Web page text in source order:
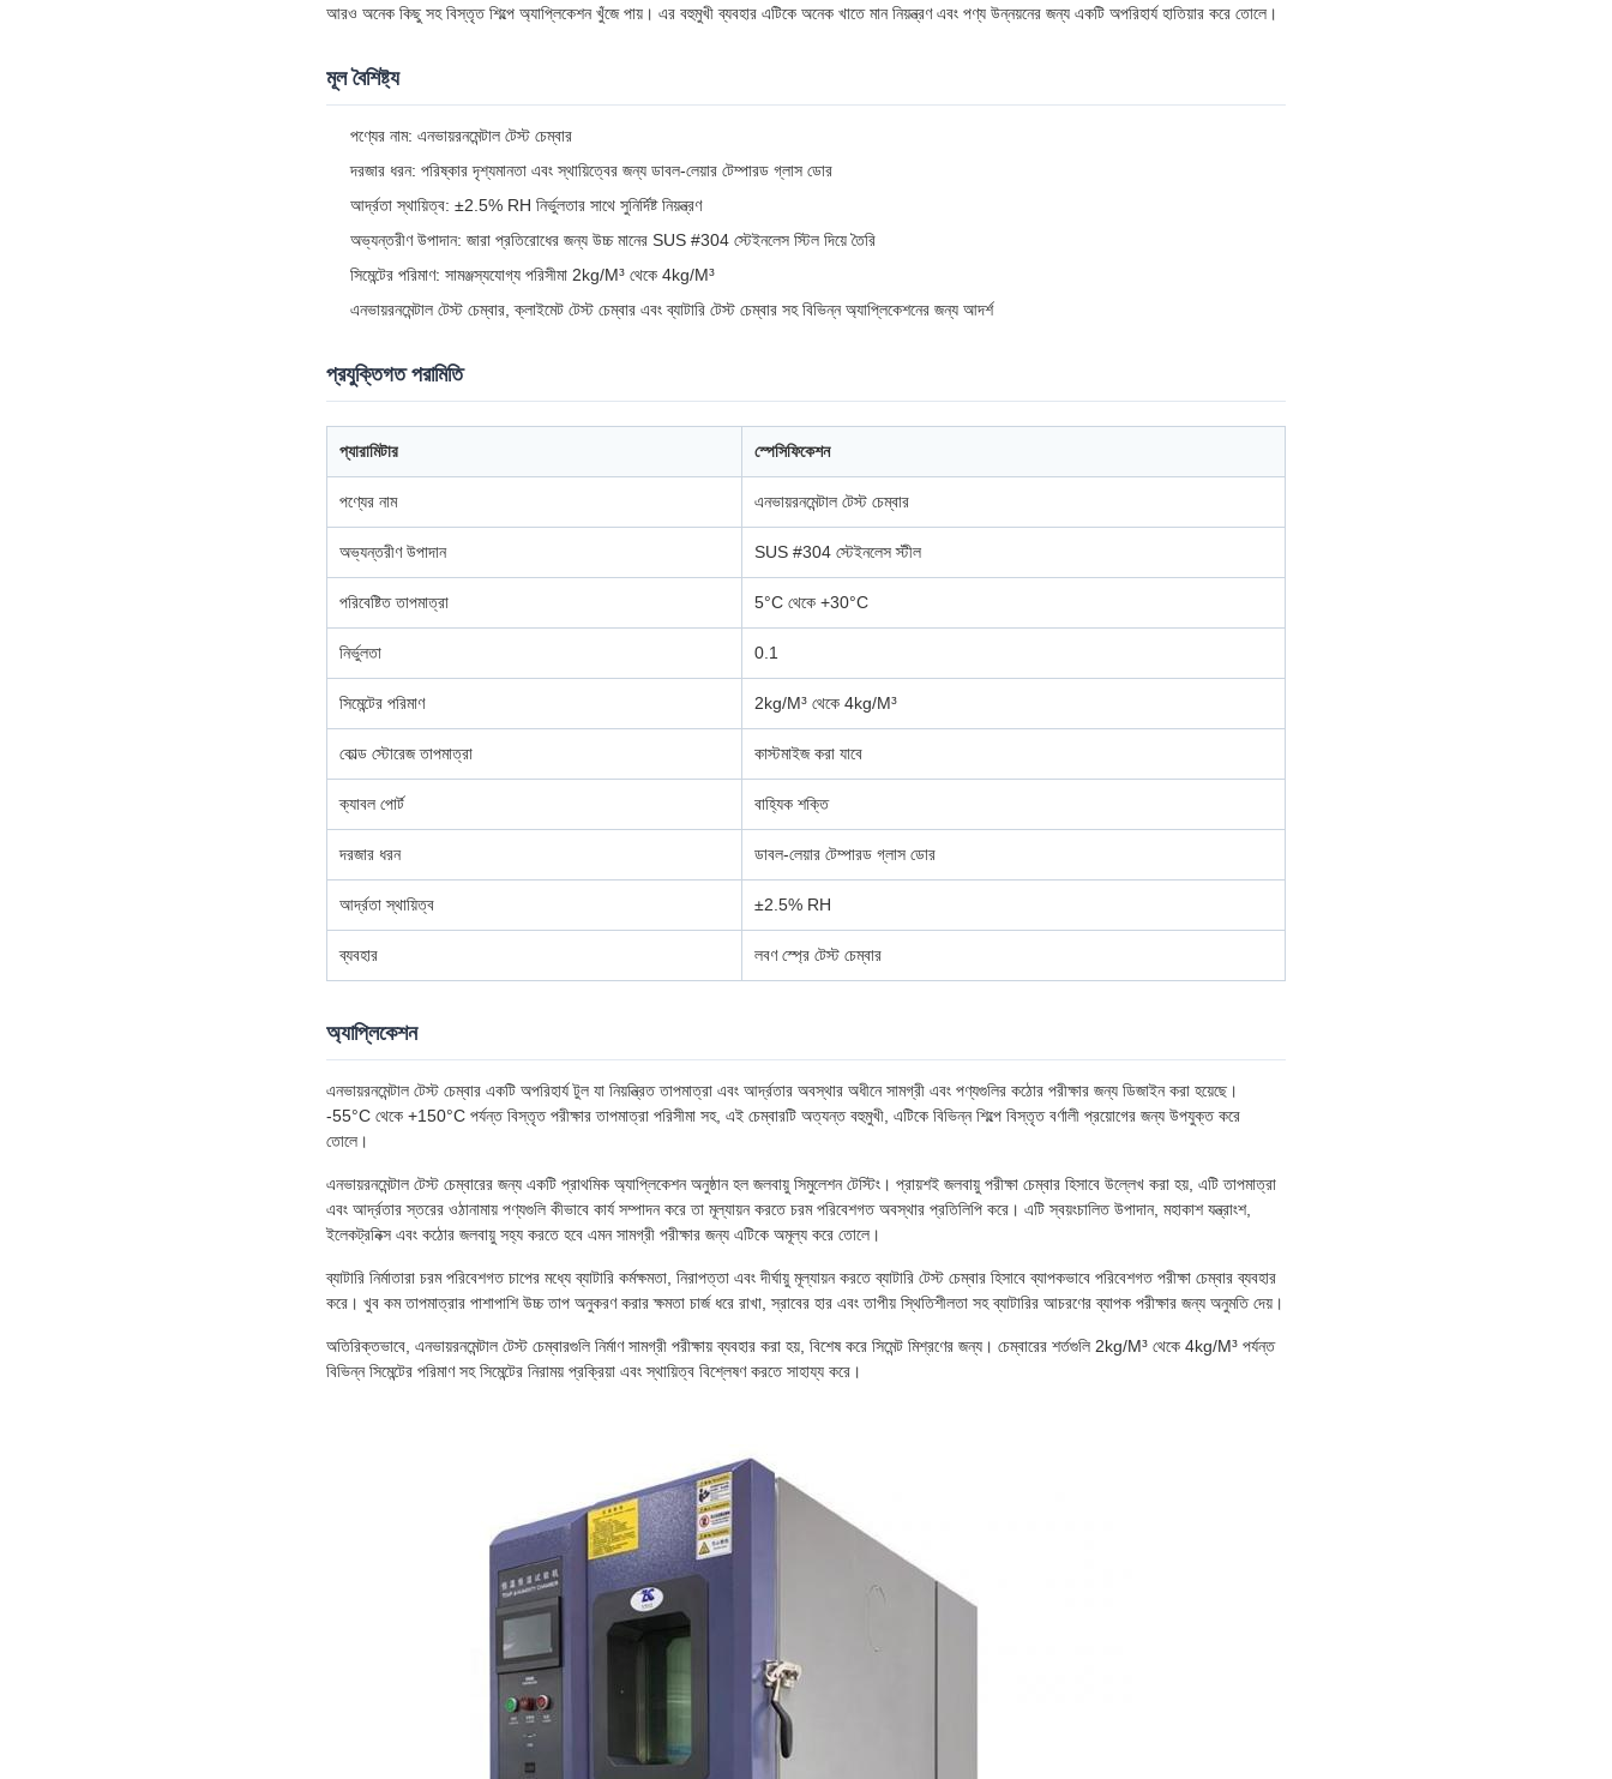
আরও অনেক কিছু সহ বিস্তৃত শিল্পে অ্যাপ্লিকেশন খুঁজে পায়। এর বহুমুখী ব্যবহার এটিকে অনেক খাতে মান নিয়ন্ত্রণ এবং পণ্য উন্নয়নের জন্য একটি অপরিহার্য হাতিয়ার করে তোলে।
মূল বৈশিষ্ট্য
পণ্যের নাম: এনভায়রনমেন্টাল টেস্ট চেম্বার
দরজার ধরন: পরিষ্কার দৃশ্যমানতা এবং স্থায়িত্বের জন্য ডাবল-লেয়ার টেম্পারড গ্লাস ডোর
আর্দ্রতা স্থায়িত্ব: ±2.5% RH নির্ভুলতার সাথে সুনির্দিষ্ট নিয়ন্ত্রণ
অভ্যন্তরীণ উপাদান: জারা প্রতিরোধের জন্য উচ্চ মানের SUS #304 স্টেইনলেস স্টিল দিয়ে তৈরি
সিমেন্টের পরিমাণ: সামঞ্জস্যযোগ্য পরিসীমা 2kg/M³ থেকে 4kg/M³
এনভায়রনমেন্টাল টেস্ট চেম্বার, ক্লাইমেট টেস্ট চেম্বার এবং ব্যাটারি টেস্ট চেম্বার সহ বিভিন্ন অ্যাপ্লিকেশনের জন্য আদর্শ
প্রযুক্তিগত পরামিতি
প্যারামিটার স্পেসিফিকেশন
পণ্যের নাম এনভায়রনমেন্টাল টেস্ট চেম্বার
অভ্যন্তরীণ উপাদান SUS #304 স্টেইনলেস স্টীল
পরিবেষ্টিত তাপমাত্রা 5°C থেকে +30°C
নির্ভুলতা 0.1
সিমেন্টের পরিমাণ 2kg/M³ থেকে 4kg/M³
কোল্ড স্টোরেজ তাপমাত্রা কাস্টমাইজ করা যাবে
ক্যাবল পোর্ট বাহ্যিক শক্তি
দরজার ধরন ডাবল-লেয়ার টেম্পারড গ্লাস ডোর
আর্দ্রতা স্থায়িত্ব ±2.5% RH
ব্যবহার লবণ স্প্রে টেস্ট চেম্বার
অ্যাপ্লিকেশন
এনভায়রনমেন্টাল টেস্ট চেম্বার একটি অপরিহার্য টুল যা নিয়ন্ত্রিত তাপমাত্রা এবং আর্দ্রতার অবস্থার অধীনে সামগ্রী এবং পণ্যগুলির কঠোর পরীক্ষার জন্য ডিজাইন করা হয়েছে।
-55°C থেকে +150°C পর্যন্ত বিস্তৃত পরীক্ষার তাপমাত্রা পরিসীমা সহ, এই চেম্বারটি অত্যন্ত বহুমুখী, এটিকে বিভিন্ন শিল্পে বিস্তৃত বর্ণালী প্রয়োগের জন্য উপযুক্ত করে
তোলে।
এনভায়রনমেন্টাল টেস্ট চেম্বারের জন্য একটি প্রাথমিক অ্যাপ্লিকেশন অনুষ্ঠান হল জলবায়ু সিমুলেশন টেস্টিং। প্রায়শই জলবায়ু পরীক্ষা চেম্বার হিসাবে উল্লেখ করা হয়, এটি তাপমাত্রা
এবং আর্দ্রতার স্তরের ওঠানামায় পণ্যগুলি কীভাবে কার্য সম্পাদন করে তা মূল্যায়ন করতে চরম পরিবেশগত অবস্থার প্রতিলিপি করে। এটি স্বয়ংচালিত উপাদান, মহাকাশ যন্ত্রাংশ,
ইলেকট্রনিক্স এবং কঠোর জলবায়ু সহ্য করতে হবে এমন সামগ্রী পরীক্ষার জন্য এটিকে অমূল্য করে তোলে।
ব্যাটারি নির্মাতারা চরম পরিবেশগত চাপের মধ্যে ব্যাটারি কর্মক্ষমতা, নিরাপত্তা এবং দীর্ঘায়ু মূল্যায়ন করতে ব্যাটারি টেস্ট চেম্বার হিসাবে ব্যাপকভাবে পরিবেশগত পরীক্ষা চেম্বার ব্যবহার
করে। খুব কম তাপমাত্রার পাশাপাশি উচ্চ তাপ অনুকরণ করার ক্ষমতা চার্জ ধরে রাখা, স্রাবের হার এবং তাপীয় স্থিতিশীলতা সহ ব্যাটারির আচরণের ব্যাপক পরীক্ষার জন্য অনুমতি দেয়।
অতিরিক্তভাবে, এনভায়রনমেন্টাল টেস্ট চেম্বারগুলি নির্মাণ সামগ্রী পরীক্ষায় ব্যবহার করা হয়, বিশেষ করে সিমেন্ট মিশ্রণের জন্য। চেম্বারের শর্তগুলি 2kg/M³ থেকে 4kg/M³ পর্যন্ত
বিভিন্ন সিমেন্টের পরিমাণ সহ সিমেন্টের নিরাময় প্রক্রিয়া এবং স্থায়িত্ব বিশ্লেষণ করতে সাহায্য করে।